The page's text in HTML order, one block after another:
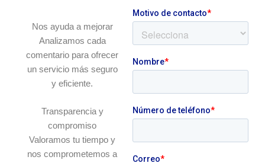
Nos ayuda a mejorar
Analizamos cada
comentario para ofrecer
un servicio más seguro
y eficiente.
Transparencia y
compromiso
Valoramos tu tiempo y
nos comprometemos a